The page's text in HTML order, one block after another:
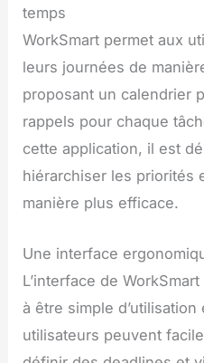
temps
WorkSmart permet aux
leurs journées de
proposant un calendrier
rappels pour chaque
cette application, il est
hiérarchiser les priorités
manière plus efficace.
Une interface
L’interface de
à être simple
utilisateurs peuvent